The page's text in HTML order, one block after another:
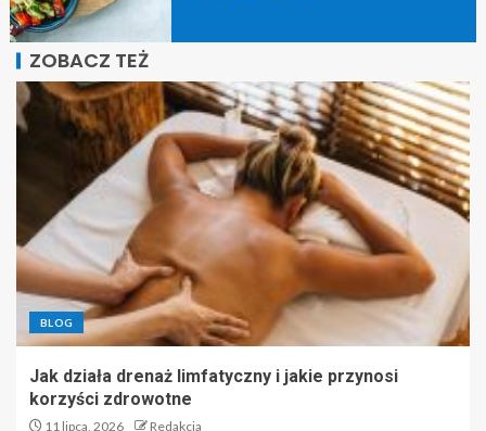
ZOBACZ TEŻ
BLOG
Jak działa drenaż limfatyczny i jakie przynosi
korzyści zdrowotne
11 lipca, 2026 Redakcja